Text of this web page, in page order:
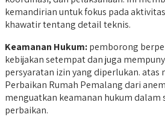
kemandirian untuk fokus pada
khawatir tentang detail teknis.
Keamanan Hukum:pemborong
kebijakan setempat dan juga
persyaratan izin yang diperlukan. atas
Perbaikan Rumah Pemalang dari
menguatkan keamanan hukum dalam
perbaikan.